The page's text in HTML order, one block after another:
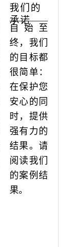
我们的
承诺
自始至
终，我们
的目标都
很简单：
在保护您
安心的同
时，提供
强有力的
结果。请
阅读我们
的案例结
果。